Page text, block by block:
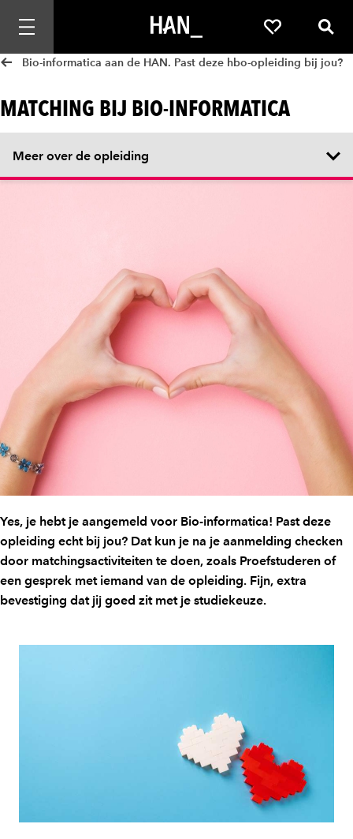
Mobiele navigatie openen Favorieten
Bio-informatica aan de HAN. Past deze hbo-opleiding bij jou?
MATCHING BIJ BIO-INFORMATICA
Meer over de opleiding
Yes, je hebt je aangemeld voor Bio-informatica! Past deze
opleiding echt bij jou? Dat kun je na je aanmelding checken
door matchingsactiviteiten te doen, zoals Proefstuderen of
een gesprek met iemand van de opleiding. Fijn, extra
bevestiging dat jij goed zit met je studiekeuze.